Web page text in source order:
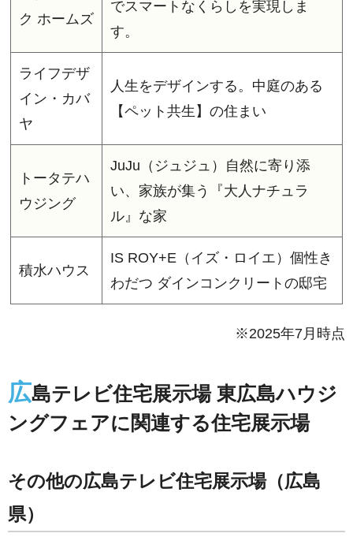
ク ホームズ
でスマートなくらしを実現しま
す。
ライフデザ
イン・カバ
ヤ
人生をデザインする。中庭のある
【ペット共生】の住まい
トータテハ
ウジング
JuJu（ジュジュ）自然に寄り添
い、家族が集う『大人ナチュラ
ル』な家
積水ハウス
IS ROY+E（イズ・ロイエ）個性き
わだつ ダインコンクリートの邸宅
※2025年7月時点
広島テレビ住宅展示場 東広島ハウジ
ングフェアに関連する住宅展示場
その他の広島テレビ住宅展示場（広島
県）